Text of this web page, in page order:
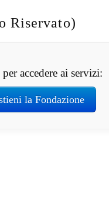
Riservato)
accedere ai servizi:
la Fondazione